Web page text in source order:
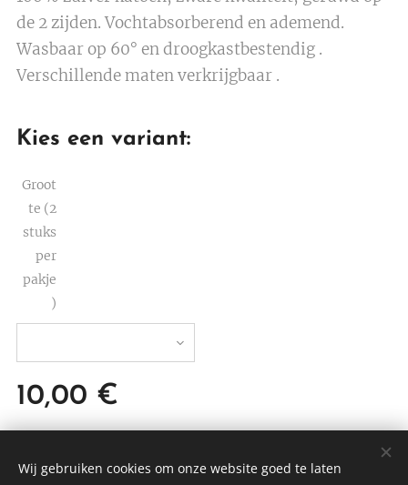
de 2 zijden. Vochtabsorberend en ademend.
Wasbaar op 60° en droogkastbestendig .
Verschillende maten verkrijgbaar .
Kies een variant:
Groot
te (2
stuks
per
pakje
)
10,00 €
Wij gebruiken cookies om onze website goed te laten